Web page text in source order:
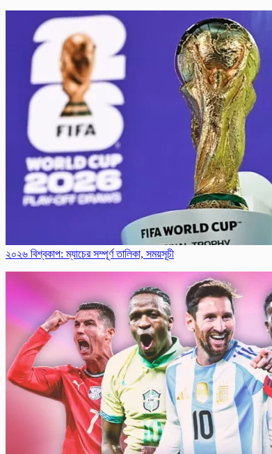
২০২৬ বিশ্বকাপ: ম্যাচের সম্পূর্ণ তালিকা, সময়সূচী